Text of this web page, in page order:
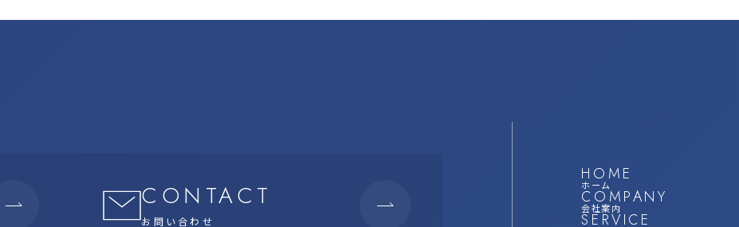
CONTACT
お問い合わせ
HOME
ホーム
COMPANY
会社案内
SERVICE